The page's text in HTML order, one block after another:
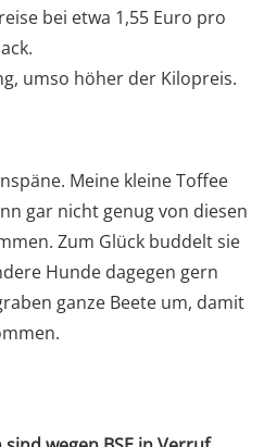
bei etwa 1,55 Euro pro
umso höher der Kilopreis.
Meine kleine Toffee
gar nicht genug von diesen
Zum Glück buddelt sie
Hunde dagegen gern
ganze Beete um, damit